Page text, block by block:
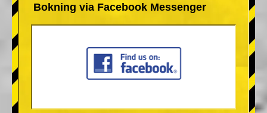
Bokning via Facebook Messenger